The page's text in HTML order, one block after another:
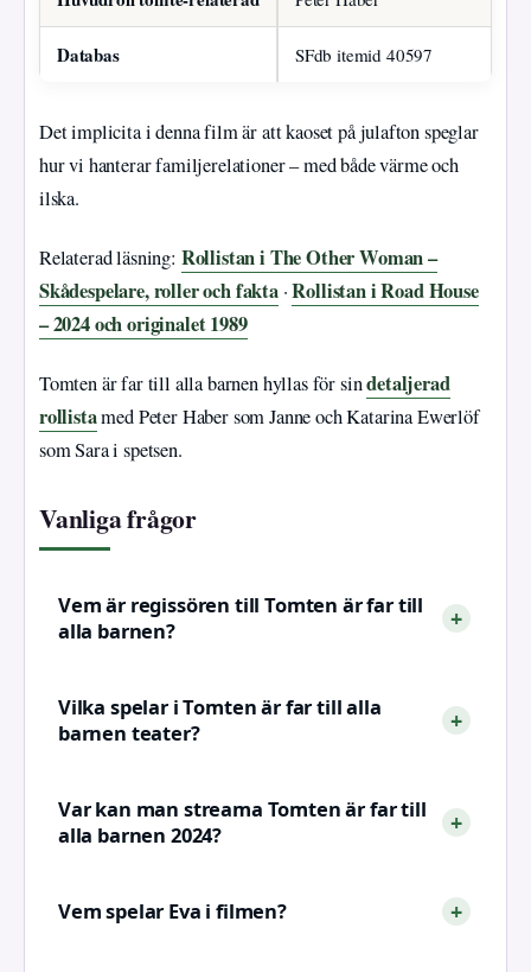
Databas SFdb itemid 40597
Det implicita i denna film är att kaoset på julafton speglar
hur vi hanterar familjerelationer – med både värme och
ilska.
Relaterad läsning: Rollistan i The Other Woman –
Skådespelare, roller och fakta·Rollistan i Road House
– 2024 och originalet 1989
Tomten är far till alla barnen hyllas för sindetaljerad
rollistamed Peter Haber som Janne och Katarina Ewerlöf
som Sara i spetsen.
Vanliga frågor
Vem är regissören till Tomten är far till
alla barnen?
Vilka spelar i Tomten är far till alla
barnen teater?
Var kan man streama Tomten är far till
alla barnen 2024?
Vem spelar Eva i filmen?